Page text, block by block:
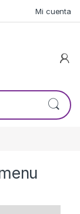
Mi cuenta